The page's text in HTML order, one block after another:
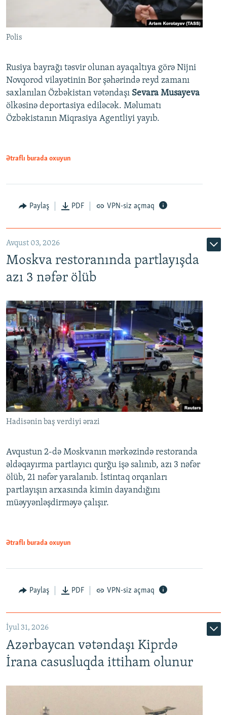
Polis
Rusiya bayrağı təsvir olunan ayaqaltıya görə Nijni
Novqorod vilayətinin Bor şəhərində reyd zamanı
saxlanılan Özbəkistan vətəndaşı Sevara Musayeva
ölkəsinə deportasiya ediləcək. Məlumatı
Özbəkistanın Miqrasiya Agentliyi yayıb.
Ətraflı burada oxuyun
Paylaş PDF VPN-siz açmaq
Avqust 03, 2026
Moskva restoranında partlayışda
azı 3 nəfər ölüb
Hadisənin baş verdiyi ərazi
Avqustun 2-də Moskvanın mərkəzində restoranda
əldəqayırma partlayıcı qurğu işə salınıb, azı 3 nəfər
ölüb, 21 nəfər yaralanıb. İstintaq orqanları
partlayışın arxasında kimin dayandığını
müəyyənləşdirməyə çalışır.
Ətraflı burada oxuyun
Paylaş PDF VPN-siz açmaq
İyul 31, 2026
Azərbaycan vətəndaşı Kiprdə
İrana casusluqda ittiham olunur